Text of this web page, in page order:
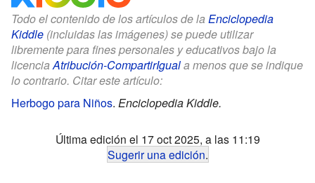
Todo el contenido de los artículos de la Enciclopedia
Kiddle (incluidas las imágenes) se puede utilizar
libremente para fines personales y educativos bajo la
licenciaAtribución-CompartirIguala menos que se indique
lo contrario. Citar este artículo:
Herbogo para Niños. Enciclopedia Kiddle.
Última edición el 17 oct 2025, a las 11:19
Sugerir una edición.